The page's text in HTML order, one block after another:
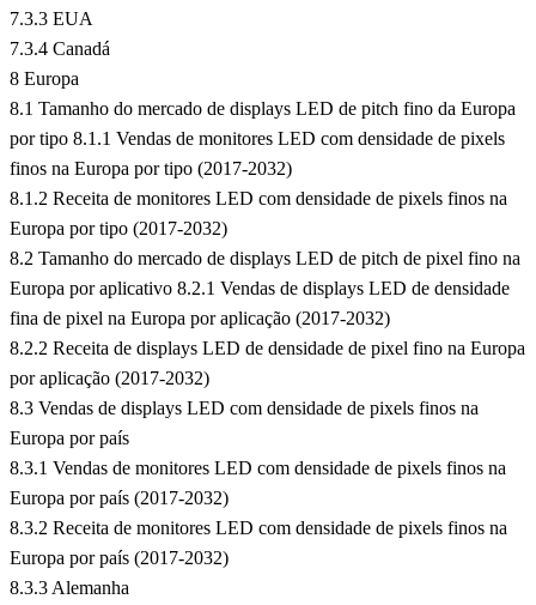
7.3.3 EUA
7.3.4 Canadá
8 Europa
8.1 Tamanho do mercado de displays LED de pitch fino da Europa
por tipo 8.1.1 Vendas de monitores LED com densidade de pixels
finos na Europa por tipo (2017-2032)
8.1.2 Receita de monitores LED com densidade de pixels finos na
Europa por tipo (2017-2032)
8.2 Tamanho do mercado de displays LED de pitch de pixel fino na
Europa por aplicativo 8.2.1 Vendas de displays LED de densidade
fina de pixel na Europa por aplicação (2017-2032)
8.2.2 Receita de displays LED de densidade de pixel fino na Europa
por aplicação (2017-2032)
8.3 Vendas de displays LED com densidade de pixels finos na
Europa por país
8.3.1 Vendas de monitores LED com densidade de pixels finos na
Europa por país (2017-2032)
8.3.2 Receita de monitores LED com densidade de pixels finos na
Europa por país (2017-2032)
8.3.3 Alemanha